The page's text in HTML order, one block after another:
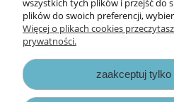
Opłaty i koszty
Zapisy
wszystkich tych plików i przejść do
plików do swoich preferencji,
Więcej o plikach cookies
prywatności.
zaakceptuj tylko